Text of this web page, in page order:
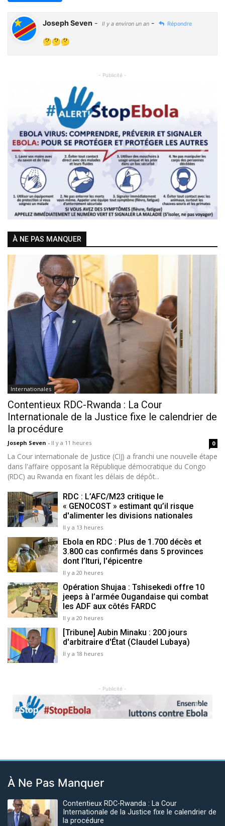
Joseph Seven - Il y a environ un an - Répondre
🤔🤔🤔
- Publicité -
Previous Next
À NE PAS MANQUER
Internationales
Contentieux RDC-Rwanda : La Cour
Internationale de la Justice fixe le calendrier de
la procédure
Joseph Seven - Il y a 11 heures 0
La Cour internationale de Justice (CIJ) a franchi une nouvelle étape
dans l'affaire opposant la République démocratique du Congo
(RDC) au Rwanda en fixant les délais de dépôt...
RDC : L’AFC/M23 critique le
« GENOCOST » estimant qu’il risque
d'alimenter les divisions nationales
Il y a 13 heures
Ebola en RDC : Plus de 1.700 décès et
3.800 cas confirmés dans 5 provinces
dont l’Ituri, l'épicentre
Il y a 20 heures
Opération Shujaa : Tshisekedi offre 10
jeeps à l’armée Ougandaise qui combat
les ADF aux côtés FARDC
Il y a 20 heures
[Tribune] Aubin Minaku : 200 jours
d'arbitraire d'État (Claudel Lubaya)
Il y a 18 heures
- Publicité -
Previous Next
À Ne Pas Manquer
Contentieux RDC-Rwanda : La Cour
Internationale de la Justice fixe le calendrier de
la procédure